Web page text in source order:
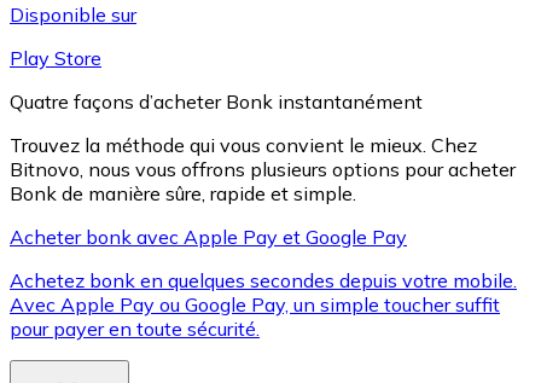
XRP
XRP
Disponible sur
Play Store
Quatre façons d’acheter Bonk instantanément
Trouvez la méthode qui vous convient le mieux. Chez
Bitnovo, nous vous offrons plusieurs options pour acheter
Bonk de manière sûre, rapide et simple.
Acheter bonk avec Apple Pay et Google Pay
Achetez bonk en quelques secondes depuis votre mobile.
Avec Apple Pay ou Google Pay, un simple toucher suffit
pour payer en toute sécurité.